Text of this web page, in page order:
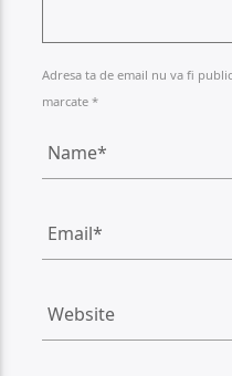
Adresa ta de email nu va fi
marcate *